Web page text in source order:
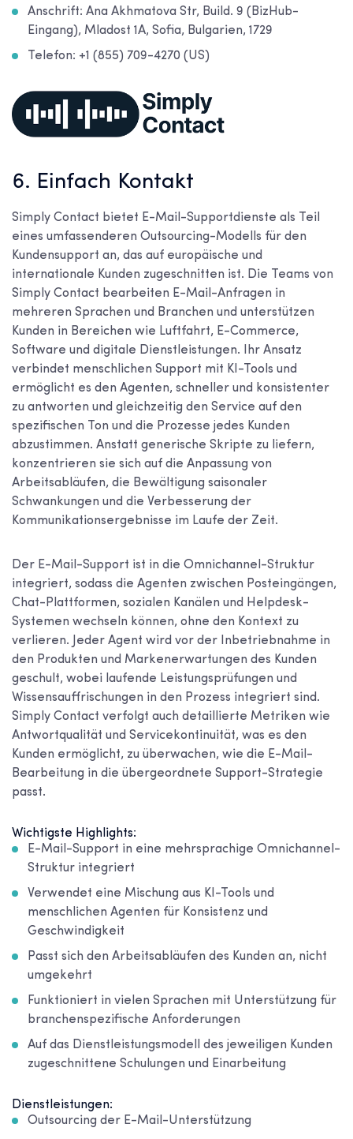
Anschrift: Ana Akhmatova Str, Build. 9 (BizHub-
Eingang), Mladost 1A, Sofia, Bulgarien, 1729
Telefon: +1 (855) 709-4270 (US)
6. Einfach Kontakt
Simply Contact bietet E-Mail-Supportdienste als Teil
eines umfassenderen Outsourcing-Modells für den
Kundensupport an, das auf europäische und
internationale Kunden zugeschnitten ist. Die Teams von
Simply Contact bearbeiten E-Mail-Anfragen in
mehreren Sprachen und Branchen und unterstützen
Kunden in Bereichen wie Luftfahrt, E-Commerce,
Software und digitale Dienstleistungen. Ihr Ansatz
verbindet menschlichen Support mit KI-Tools und
ermöglicht es den Agenten, schneller und konsistenter
zu antworten und gleichzeitig den Service auf den
spezifischen Ton und die Prozesse jedes Kunden
abzustimmen. Anstatt generische Skripte zu liefern,
konzentrieren sie sich auf die Anpassung von
Arbeitsabläufen, die Bewältigung saisonaler
Schwankungen und die Verbesserung der
Kommunikationsergebnisse im Laufe der Zeit.
Der E-Mail-Support ist in die Omnichannel-Struktur
integriert, sodass die Agenten zwischen Posteingängen,
Chat-Plattformen, sozialen Kanälen und Helpdesk-
Systemen wechseln können, ohne den Kontext zu
verlieren. Jeder Agent wird vor der Inbetriebnahme in
den Produkten und Markenerwartungen des Kunden
geschult, wobei laufende Leistungsprüfungen und
Wissensauffrischungen in den Prozess integriert sind.
Simply Contact verfolgt auch detaillierte Metriken wie
Antwortqualität und Servicekontinuität, was es den
Kunden ermöglicht, zu überwachen, wie die E-Mail-
Bearbeitung in die übergeordnete Support-Strategie
passt.
Wichtigste Highlights:
E-Mail-Support in eine mehrsprachige Omnichannel-
Struktur integriert
Verwendet eine Mischung aus KI-Tools und
menschlichen Agenten für Konsistenz und
Geschwindigkeit
Passt sich den Arbeitsabläufen des Kunden an, nicht
umgekehrt
Funktioniert in vielen Sprachen mit Unterstützung für
branchenspezifische Anforderungen
Auf das Dienstleistungsmodell des jeweiligen Kunden
zugeschnittene Schulungen und Einarbeitung
Dienstleistungen:
Outsourcing der E-Mail-Unterstützung